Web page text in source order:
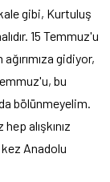
gibi, Kurtuluş
15 Temmuz'u
gidiyor,
bu
bölünmeyelim.
alışkınız
kez Anadolu